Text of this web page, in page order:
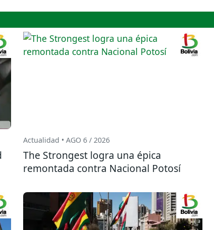
Actualidad • AGO 6 / 2026
The Strongest logra una épica
remontada contra Nacional Potosí